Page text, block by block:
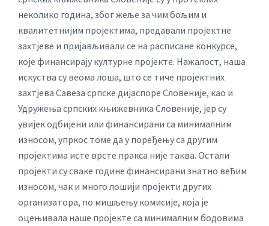
неколико година, због жеље за чим бољим и
квалитетнијим пројектима, предавали пројектне
захтјеве и пријављивали се на расписане конкурсе,
које финансирају културне пројекте. Нажалост, наша
искуства су веома лоша, што се тиче пројектних
захтјева Савеза српске дијаспоре Словеније, као и
Удружења српских књижевника Словеније, јер су
увијек одбијени или финансирани са минималним
износом, упркос томе да у поређењу са другим
пројектима исте врсте пракса није таква. Остали
пројекти су сваке године финансирани знатно већим
износом, чак и много лошији пројекти других
организатора, по мишљењу комисије, која је
оцењивала наше пројекте са минималним бодовима